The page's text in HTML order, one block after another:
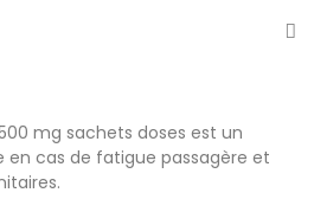
mg sachets doses est un
cas de fatigue passagère et